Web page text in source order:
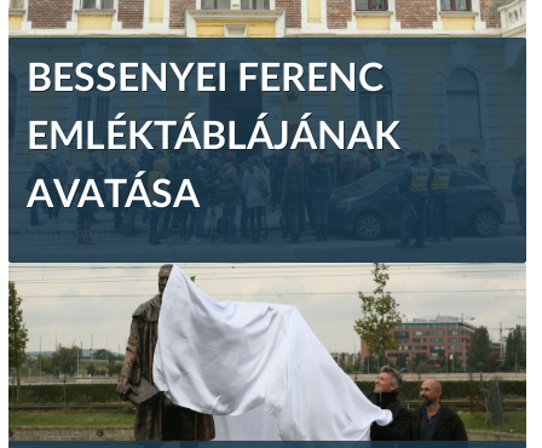
BESSENYEI FERENC
EMLÉKTÁBLÁJÁNAK
AVATÁSA